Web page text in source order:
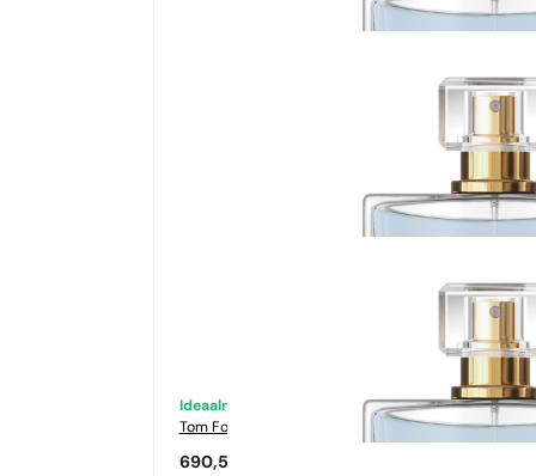
Ideaalne sobivus
Tom Ford
690,50